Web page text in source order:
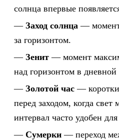
солнца впервые
Заход солнца — момент,
за горизонтом.
Зенит — момент
над горизонтом в дневной
Золотой час —
перед заходом, когда свет
интервал часто удобен
Сумерки — переход